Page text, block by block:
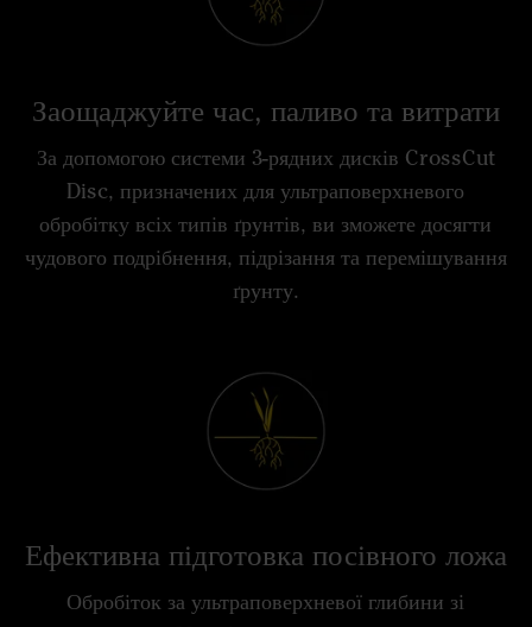
Заощаджуйте час, паливо та витрати
За допомогою системи 3-рядних дисків CrossCut
Disc, призначених для ультраповерхневого
обробітку всіх типів ґрунтів, ви зможете досягти
чудового подрібнення, підрізання та перемішування
ґрунту.
Ефективна підготовка посівного ложа
Обробіток за ультраповерхневої глибини зі